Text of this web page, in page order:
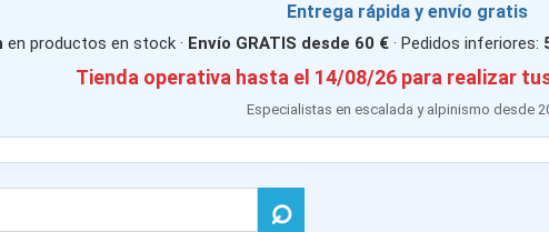
Entrega rápida y envío gratis
en productos en stock · Envío GRATIS desde 60 €· Pedidos inferiores:
Tienda operativa hasta el 14/08/26 para realizar
Especialistas en escalada y alpinismo desde